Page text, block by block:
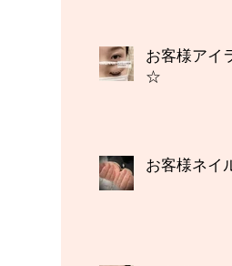
お客様アイ
☆
お客様ネイ